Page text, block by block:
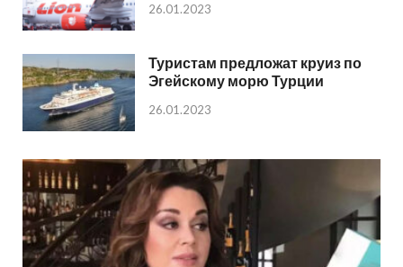
26.01.2023
Туристам предложат круиз по
Эгейскому морю Турции
26.01.2023